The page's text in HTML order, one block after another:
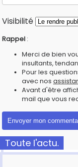
Visibilité
Rappel :
Merci de bien
insultants,
Pour les
avec nos
Avant d'être
mail que vous
Toute l'actu.